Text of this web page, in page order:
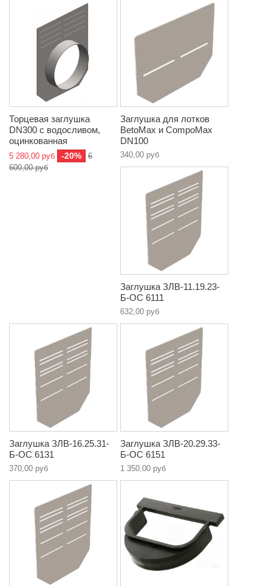
Торцевая заглушка
DN300 с водосливом,
оцинкованная
5 280,00 руб -20%
6
600,00 руб
Заглушка для лотков
BetoMax и CompoMax
DN100
340,00 руб
Заглушка ЗЛВ-11.19.23-
Б-ОС 6111
632,00 руб
Заглушка ЗЛВ-16.25.31-
Б-ОС 6131
370,00 руб
Заглушка ЗЛВ-20.29.33-
Б-ОС 6151
1 350,00 руб